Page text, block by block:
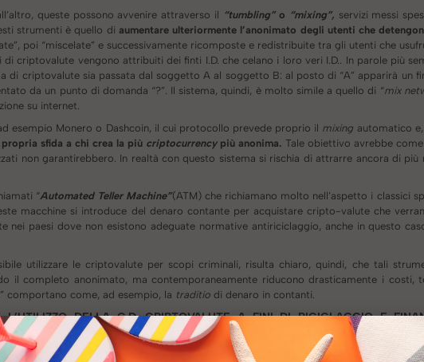
queste possono avvenire attraverso il “tumbling” o “mixing”, servizi messi
strumenti è quello di aumentare ulteriormente l’anonimato degli utenti che
poi “miscelate” e successivamente ricomposte e redistribuite tra gli utenti che
criptovalute vengono attribuiti dei finti I.D. che celano i loro veri I.D.. In parole più
di criptovalute sia passata dal soggetto A al soggetto B: al posto di “A” apparirà un
da un punto di domanda “?”. Il sistema, quindi, è molto simile a quello di “mix
su internet.
esempio Monero o Dashcoin, il cui protocollo prevede proprio il mixing automatico
sfida a chi crea la più criptocurrency più anonima. Tale obiettivo avrebbe
non garantirebbero. In realtà con questo sistema si rischia di attrarre ancora di più
“Automated Teller Machine”(ATM) che richiamano molto nell’aspetto i classici
macchine si introduce del denaro contante per acquistare cripto-valute che
nei paesi dove non esistono adeguate normative antiriciclaggio, anche in questo
utilizzare le criptovalute per scopi criminali, risulta chiaro, quindi, che tali
il completo anonimato, ma contemporaneamente riducono drasticamente i costi,
comportano come, ad esempio, la traditio di denaro in contanti.
DELLA C.D. CRIPTOVALUTE A FINI DI RICICLAGGIO E
ITALIANA ED EUROPEA. LA POSIZIONE “ATTENDISTA” DEL G20 DEL 20
BCE, la prima tra le Banche Centrali al mondo, a dare l’allarme riguardo